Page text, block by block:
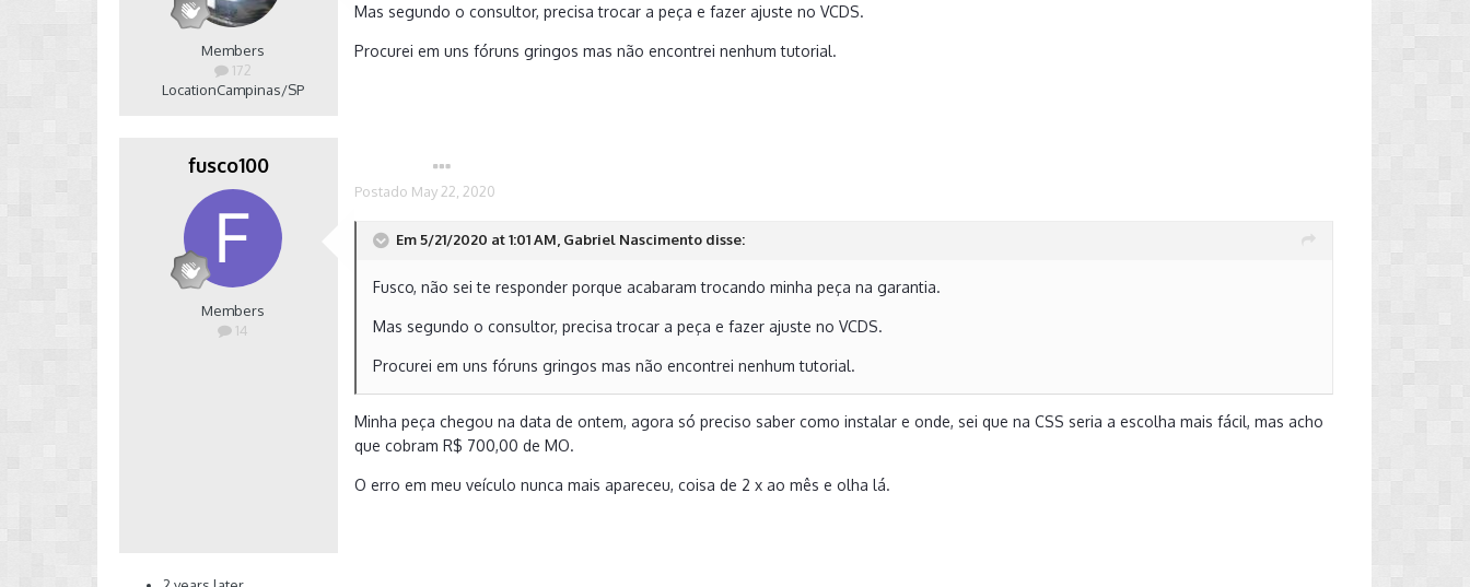
Fui na concessionária, reportei o problema e vão trocar a peça na garantia
o "problema" é que ela vai demorar 10 dias pra
chegar. Pelo menos o carro não vai ficar parado na oficina durante esse tempo.
Para os que já estão fora da garantia, se tiver todas as revisões carimbadas no manual, podem tentar conseguir a troca na cortesia
Members
172
LocationCampinas/SP
Mas segundo o consultor, precisa trocar a peça e fazer ajuste no VCDS.
Procurei em uns fóruns gringos mas não encontrei nenhum tutorial.
fusco100
Members
14
Postado May 22, 2020
Em 5/21/2020 at 1:01 AM, Gabriel Nascimento disse:
Fusco, não sei te responder porque acabaram trocando minha peça na garantia.
Mas segundo o consultor, precisa trocar a peça e fazer ajuste no VCDS.
Procurei em uns fóruns gringos mas não encontrei nenhum tutorial.
Minha peça chegou na data de ontem, agora só preciso saber como instalar e onde, sei que na CSS seria a escolha mais fácil, mas acho
que cobram R$ 700,00 de MO.
O erro em meu veículo nunca mais apareceu, coisa de 2 x ao mês e olha lá.